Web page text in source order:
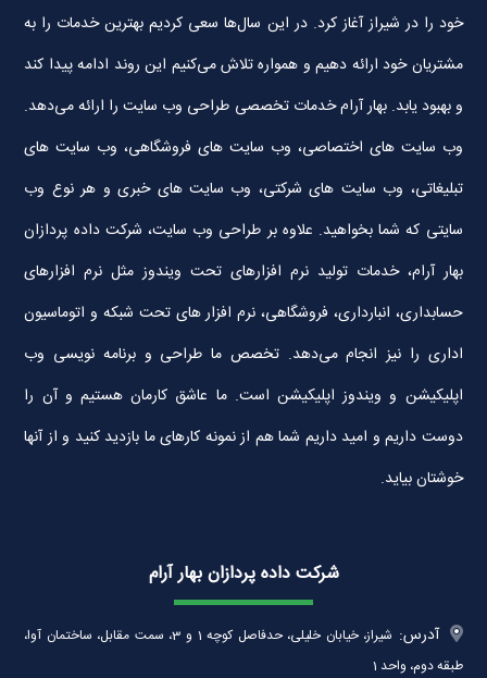
خود را در شیراز آغاز کرد. در این سال‌ها سعی کردیم بهترین خدمات را به
مشتریان خود ارائه دهیم و همواره تلاش می‌کنیم این روند ادامه پیدا کند
و بهبود یابد. بهار آرام خدمات تخصصی طراحی وب سایت را ارائه می‌دهد.
وب سایت های اختصاصی، وب سایت های فروشگاهی، وب سایت های
تبلیغاتی، وب سایت های شرکتی، وب سایت های خبری و هر نوع وب
سایتی که شما بخواهید. علاوه بر طراحی وب سایت، شرکت داده پردازان
بهار آرام، خدمات تولید نرم افزارهای تحت ویندوز مثل نرم افزارهای
حسابداری، انبارداری، فروشگاهی، نرم افزار های تحت شبکه و اتوماسیون
اداری را نیز انجام می‌دهد. تخصص ما طراحی و برنامه نویسی وب
اپلیکیشن و ویندوز اپلیکیشن است. ما عاشق کارمان هستیم و آن را
دوست داریم و امید داریم شما هم از نمونه کارهای ما بازدید کنید و از آنها
خوشتان بیاید.
شرکت داده پردازان بهار آرام
آدرس:
شیراز، خیابان خلیلی، حدفاصل کوچه 1 و 3، سمت مقابل، ساختمان آوا،
طبقه دوم، واحد 1